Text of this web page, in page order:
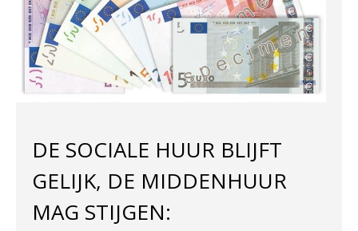
AGENDA
LUCHTKWALITEIT
DE SOCIALE HUUR BLIJFT
GELIJK, DE MIDDENHUUR
MAG STIJGEN: